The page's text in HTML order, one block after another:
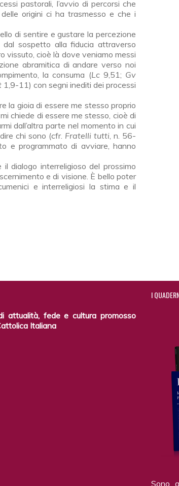
pastorali, l’avvio di percorsi che
origini ci ha tra­smesso e che i
di sentire e gustare la percezione
sospetto alla fidu­cia attraverso
vissuto, cioè là dove veniamo messi
abramitica di andare verso noi
la consuma (Lc 9,51; Gv
1,9-11) con segni inediti dei processi
la gioia di essere me stesso proprio
chiede di essere me stesso, cioè di
dall’altra parte nel momento in cui
chi sono (cfr. Fratelli tutti, n. 56-
e programmato di avviare, hanno
dialogo interreligioso del prossimo
e di vi­sione. È bello poter
e interreligiosi la stima e il
attualità, fede e cultura promosso
Italiana
I
Sono